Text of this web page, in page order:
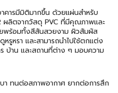
คารมีมิติมากขึ้น ด้วยแผ่นสำหรับ
ผลิตจากวัสดุ PVC ที่มีคุณภาพและ
พร้อมทั้งสีสันสวยงาม ผิวสัมผัส
รูหรา และสามารถนำไปใช้ตกแต่ง
บ้าน และสถานที่ต่าง ๆ มอบความ
ทนต่อสภาพอากาศ ยากต่อการสึก